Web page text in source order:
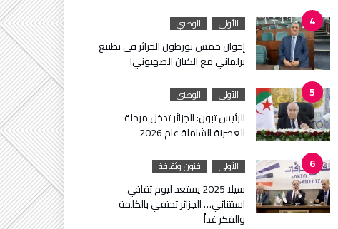
الأولى الوطني
إخوان حمس يورطون الجزائر في تطبيع
برلماني مع الكيان الصهيوني!
الأولى الوطني
الرئيس تبون: الجزائر تدخل مرحلة
العصرنة الشاملة عام 2026
الأولى فنون وثقافة
سيلا 2025 يستعد ليوم ثقافي
استثنائي… الجزائر تحتفي بالكلمة
والفكر غداً